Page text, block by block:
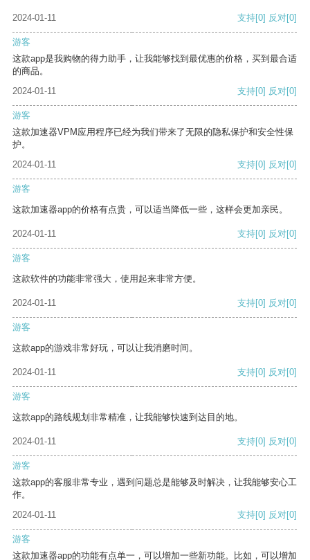
2024-01-11 支持[0] 反对[0]
游客
这款app是我购物的得力助手，让我能够找到最优惠的价格，买到最合适
的商品。
2024-01-11
支持[0] 反对[0]
游客
这款加速器VPM应用程序已经为我们带来了无限的隐私保护和安全性保
护。
2024-01-11
支持[0] 反对[0]
游客
这款加速器app的价格有点贵，可以适当降低一些，这样会更加亲民。
2024-01-11 支持[0] 反对[0]
游客
这款软件的功能非常强大，使用起来非常方便。
2024-01-11 支持[0] 反对[0]
游客
这款app的游戏非常好玩，可以让我消磨时间。
2024-01-11 支持[0] 反对[0]
游客
这款app的路线规划非常精准，让我能够快速到达目的地。
2024-01-11 支持[0] 反对[0]
游客
这款app的客服非常专业，遇到问题总是能够及时解决，让我能够安心工
作。
2024-01-11
支持[0] 反对[0]
游客
这款加速器app的功能有点单一，可以增加一些新功能。比如，可以增加